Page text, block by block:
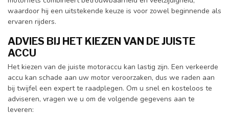
waardoor hij een uitstekende keuze is voor zowel beginnende als
ervaren rijders.
ADVIES BIJ HET KIEZEN VAN DE JUISTE
ACCU
Het kiezen van de juiste motoraccu kan lastig zijn. Een verkeerde
accu kan schade aan uw motor veroorzaken, dus we raden aan
bij twijfel een expert te raadplegen. Om u snel en kosteloos te
adviseren, vragen we u om de volgende gegevens aan te
leveren: